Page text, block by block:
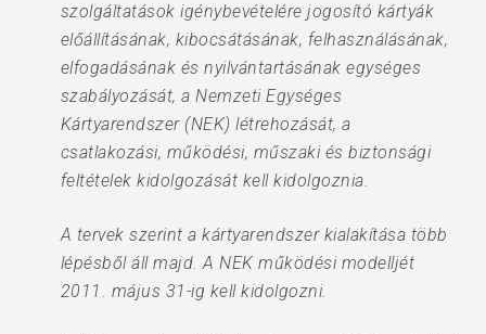
szolgáltatások igénybevételére jogosító kártyák
előállításának, kibocsátásának, felhasználásának,
elfogadásának és nyilvántartásának egységes
szabályozását, a Nemzeti Egységes
Kártyarendszer (NEK) létrehozását, a
csatlakozási, működési, műszaki és biztonsági
feltételek kidolgozását kell kidolgoznia.
A tervek szerint a kártyarendszer kialakítása több
lépésből áll majd. A NEK működési modelljét
2011. május 31-ig kell kidolgozni.